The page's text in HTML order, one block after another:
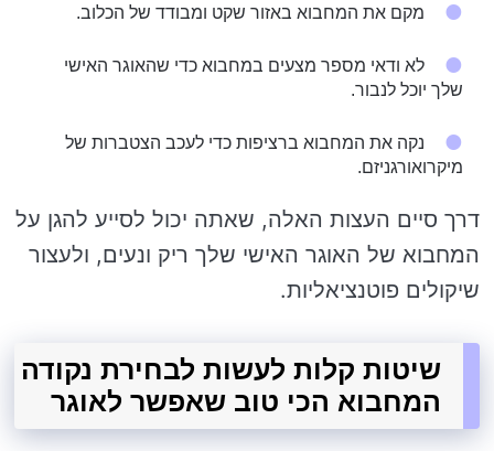
מקם את המחבוא באזור שקט ומבודד של הכלוב.
לא ודאי מספר מצעים במחבוא כדי שהאוגר האישי
שלך יוכל לנבור.
נקה את המחבוא ברציפות כדי לעכב הצטברות של
מיקרואורגניזם.
דרך סיים העצות האלה, שאתה יכול לסייע להגן על
המחבוא של האוגר האישי שלך ריק ונעים, ולעצור
שיקולים פוטנציאליות.
שיטות קלות לעשות לבחירת נקודה
המחבוא הכי טוב שאפשר לאוגר